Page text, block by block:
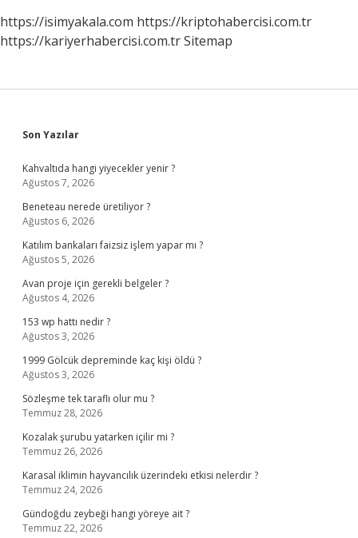
https://isimyakala.com https://kriptohabercisi.com.tr
https://kariyerhabercisi.com.trSitemap
Sidebar
Son Yazılar
Kahvaltıda hangi yiyecekler yenir ?
Ağustos 7, 2026
Beneteau nerede üretiliyor ?
Ağustos 6, 2026
Katılım bankaları faizsiz işlem yapar mı ?
Ağustos 5, 2026
Avan proje için gerekli belgeler ?
Ağustos 4, 2026
153 wp hattı nedir ?
Ağustos 3, 2026
1999 Gölcük depreminde kaç kişi öldü ?
Ağustos 3, 2026
Sözleşme tek taraflı olur mu ?
Temmuz 28, 2026
Kozalak şurubu yatarken içilir mi ?
Temmuz 26, 2026
Karasal iklimin hayvancılık üzerindeki etkisi nelerdir ?
Temmuz 24, 2026
Gündoğdu zeybeği hangi yöreye ait ?
Temmuz 22, 2026